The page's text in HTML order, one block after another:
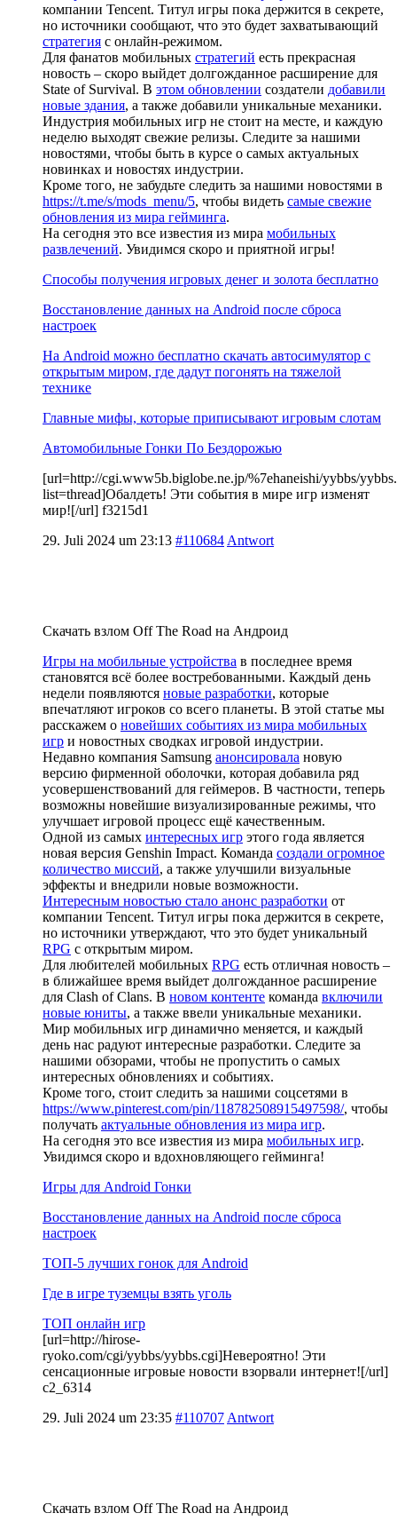
компании Tencent. Титул игры пока держится в секрете,
но источники сообщают, что это будет захватывающий
стратегия с онлайн-режимом.
Для фанатов мобильных стратегий есть прекрасная
новость – скоро выйдет долгожданное расширение для
State of Survival. В этом обновлении создатели добавили
новые здания, а также добавили уникальные механики.
Индустрия мобильных игр не стоит на месте, и каждую
неделю выходят свежие релизы. Следите за нашими
новостями, чтобы быть в курсе о самых актуальных
новинках и новостях индустрии.
Кроме того, не забудьте следить за нашими новостями в
https://t.me/s/mods_menu/5, чтобы видеть самые свежие
обновления из мира гейминга.
На сегодня это все известия из мира мобильных
развлечений. Увидимся скоро и приятной игры!
Способы получения игровых денег и золота бесплатно
Восстановление данных на Android после сброса
настроек
На Android можно бесплатно скачать автосимулятор с
открытым миром, где дадут погонять на тяжелой
технике
Главные мифы, которые приписывают игровым слотам
Автомобильные Гонки По Бездорожью
[url=http://cgi.www5b.biglobe.ne.jp/%7ehaneishi/yybbs/
list=thread]Обалдеть! Эти события в мире игр изменят
мир![/url] f3215d1
29. Juli 2024 um 23:13 #110684 Antwort
Скачать взлом Off The Road на Андроид
Игры на мобильные устройства в последнее время
становятся всё более востребованными. Каждый день
недели появляются новые разработки, которые
впечатляют игроков со всего планеты. В этой статье мы
расскажем о новейших событиях из мира мобильных
игр и новостных сводках игровой индустрии.
Недавно компания Samsung анонсировала новую
версию фирменной оболочки, которая добавила ряд
усовершенствований для геймеров. В частности, теперь
возможны новейшие визуализированные режимы, что
улучшает игровой процесс ещё качественным.
Одной из самых интересных игр этого года является
новая версия Genshin Impact. Команда создали огромное
количество миссий, а также улучшили визуальные
эффекты и внедрили новые возможности.
Интересным новостью стало анонс разработки от
компании Tencent. Титул игры пока держится в секрете,
но источники утверждают, что это будет уникальный
RPG с открытым миром.
Для любителей мобильных RPG есть отличная новость –
в ближайшее время выйдет долгожданное расширение
для Clash of Clans. В новом контенте команда включили
новые юниты, а также ввели уникальные механики.
Мир мобильных игр динамично меняется, и каждый
день нас радуют интересные разработки. Следите за
нашими обзорами, чтобы не пропустить о самых
интересных обновлениях и событиях.
Кроме того, стоит следить за нашими соцсетями в
https://www.pinterest.com/pin/118782508915497598/, чтобы
получать актуальные обновления из мира игр.
На сегодня это все известия из мира мобильных игр.
Увидимся скоро и вдохновляющего гейминга!
Игры для Android Гонки
Восстановление данных на Android после сброса
настроек
ТОП-5 лучших гонок для Android
Где в игре туземцы взять уголь
ТОП онлайн игр
[url=http://hirose-
ryoko.com/cgi/yybbs/yybbs.cgi]Невероятно! Эти
сенсационные игровые новости взорвали интернет![/url]
c2_6314
29. Juli 2024 um 23:35 #110707 Antwort
Скачать взлом Off The Road на Андроид